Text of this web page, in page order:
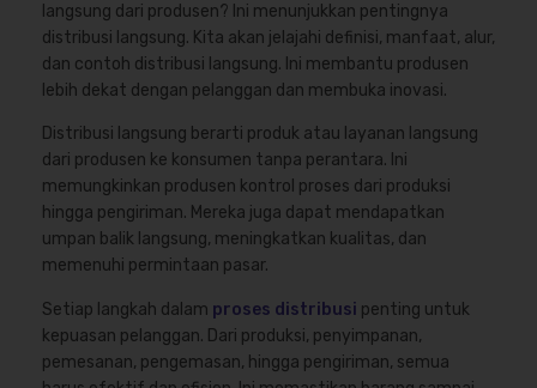
langsung dari produsen? Ini menunjukkan pentingnya
distribusi langsung. Kita akan jelajahi definisi, manfaat, alur,
dan contoh distribusi langsung. Ini membantu produsen
lebih dekat dengan pelanggan dan membuka inovasi.
Distribusi langsung berarti produk atau layanan langsung
dari produsen ke konsumen tanpa perantara. Ini
memungkinkan produsen kontrol proses dari produksi
hingga pengiriman. Mereka juga dapat mendapatkan
umpan balik langsung, meningkatkan kualitas, dan
memenuhi permintaan pasar.
Setiap langkah dalam proses distribusi penting untuk
kepuasan pelanggan. Dari produksi, penyimpanan,
pemesanan, pengemasan, hingga pengiriman, semua